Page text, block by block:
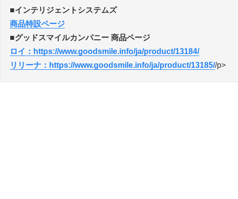
■インテリジェントシステムズ
商品特設ページ
■グッドスマイルカンパニー 商品ページ
ロイ：https://www.goodsmile.info/ja/product/13184/
リリーナ：https://www.goodsmile.info/ja/product/13185//p>